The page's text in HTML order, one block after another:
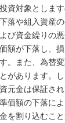
投資対象としま
下落や組入資産
よび資金繰りの
価額が下落し、
す。また、為替
とがあります。
資元金は保証さ
準価額の下落に
金を割り込むこと